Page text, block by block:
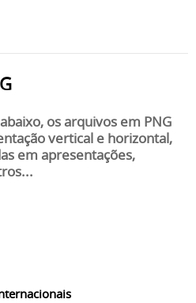
os arquivos em PNG
vertical e horizontal,
em apresentações,